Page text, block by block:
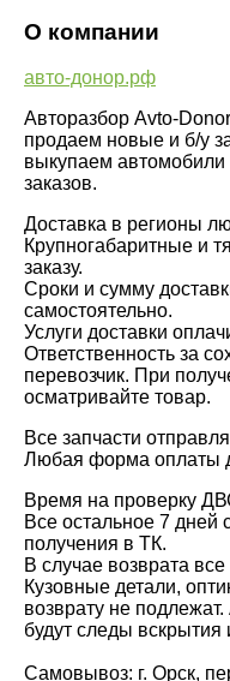
О компании
авто-донор.рф
Авторазбор Avto-
продаем новые и б/у
выкупаем автомобили
заказов.
Доставка в регионы
Крупногабаритные и
заказу.
Сроки и сумму
самостоятельно.
Услуги доставки
Ответственность за
перевозчик. При
осматривайте товар.
Все запчасти
Любая форма оплаты
Время на проверку
Все остальное 7 дней
получения в ТК.
В случае возврата
Кузовные детали,
возврату не
будут следы
Самовывоз: г. Орск,